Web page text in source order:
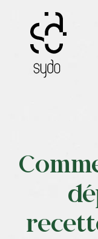
contenu
Nos formations
Nos certifications
Nos réalisations